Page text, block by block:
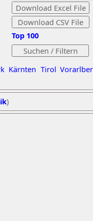
Kärnten Tirol
Top 100
)